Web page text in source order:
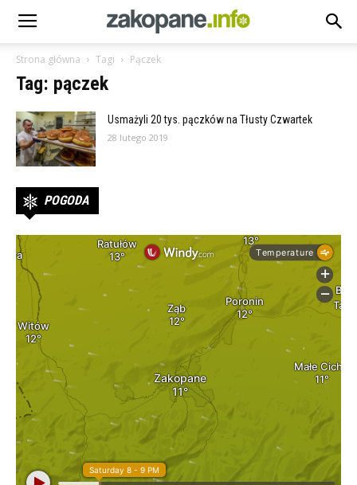
Strona główna Tagi Pączek
Tag: pączek
Usmażyli 20 tys. pączków na Tłusty Czwartek
28 lutego 2019
POGODA